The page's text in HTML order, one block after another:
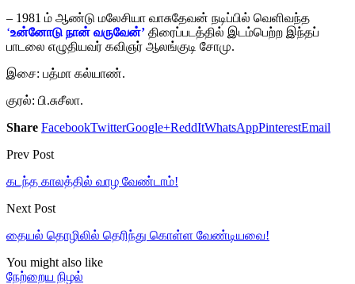
– 1981 ம் ஆண்டு மலேசியா வாசுதேவன் நடிப்பில் வெளிவந்த
‘உன்னோடு நான் வருவேன்’ திரைப்படத்தில் இடம்பெற்ற இந்தப்
பாடலை எழுதியவர் கவிஞர் ஆலங்குடி சோமு.
இசை: பத்மா கல்யாண்.
குரல்: பி.சுசீலா.
Share FacebookTwitterGoogle+ReddItWhatsAppPinterestEmail
Prev Post
கடந்த காலத்தில் வாழ வேண்டாம்!
Next Post
தையல் தொழிலில் தெரிந்து கொள்ள வேண்டியவை!
You might also like
நேற்றைய நிழல்